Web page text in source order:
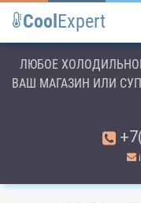
Cool Expert
ЛЮБОЕ
ВАШ МАГАЗИН ИЛИ